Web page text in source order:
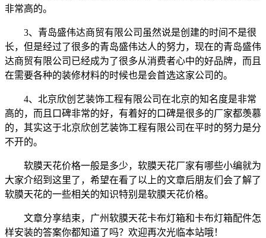
非常高的。
3、青岛盛伟达商贸有限公司虽然说是创建的时间不是很
长，但是经过了很多的青岛盛伟达人的努力，现在的青岛盛伟
达商贸有限公司已经成为了很多从消费者心中的好品牌，而且
在需要各种的装修材料的时候也是会首选这家公司的。
4、北京欣创艺装饰工程有限公司在北京的知名度是非常
高的，而且口碑非常的好，有着好的口碑是很多的厂家都羡慕
的，其实这于北京欣创艺装饰工程有限公司在平时的努力是分
不开的。
软膜天花价格一般是多少，软膜天花厂家有哪些小编就为
大家介绍到这里了，希望在看了以上的文章后朋友们会了解了
软膜天花的一些相关的知识特别是软膜天花价格。
文章分享结束，广州软膜天花卡布灯箱和卡布灯箱配件怎
样安装的答案你都知道了吗？欢迎再次光临本站哦！